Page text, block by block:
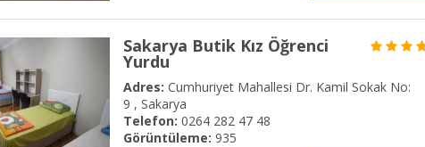
Sakarya Butik Kız Öğrenci
Yurdu
Adres: Cumhuriyet Mahallesi Dr. Kamil Sokak No:
9 , Sakarya
Telefon: 0264 282 47 48
Görüntüleme: 935